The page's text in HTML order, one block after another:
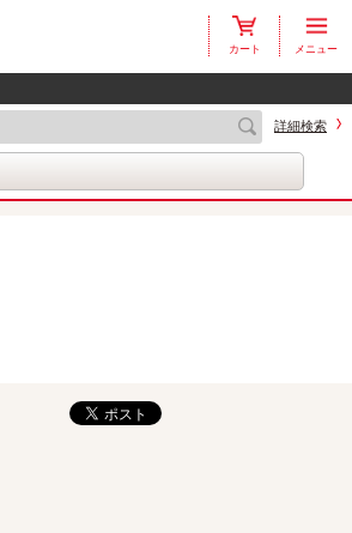
カート メニュー
詳細検索